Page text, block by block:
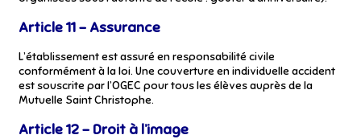
Article 11 – Assurance
L’établissement est assuré en responsabilité civile
conformément à la loi. Une couverture en individuelle accident
est souscrite par l’OGEC pour tous les élèves auprès de la
Mutuelle Saint Christophe.
Article 12 – Droit à l’image